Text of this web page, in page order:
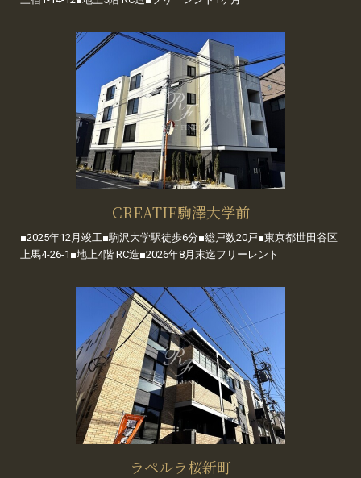
CREATIF駒澤大学前
■2025年12月竣工■駒沢大学駅徒歩6分■総戸数20戸■東京都世田谷区
上馬4-26-1■地上4階 RC造■2026年8月末迄フリーレント
ラペルラ桜新町